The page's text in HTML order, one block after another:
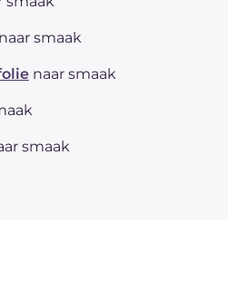
naar smaak
naar smaak
smaak